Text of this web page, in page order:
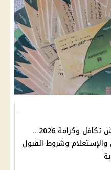
موعد صرف معاش تكافل وكرامة 2026 ..
وشروط القبول